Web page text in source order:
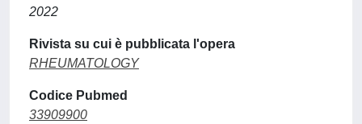
2022
Rivista su cui è pubblicata l'opera
RHEUMATOLOGY
Codice Pubmed
33909900